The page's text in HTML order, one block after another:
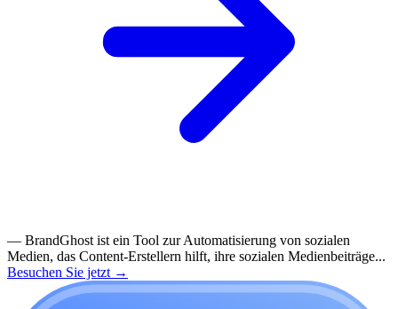
— BrandGhost ist ein Tool zur Automatisierung von sozialen
Medien, das Content-Erstellern hilft, ihre sozialen Medienbeiträge...
Besuchen Sie jetzt →